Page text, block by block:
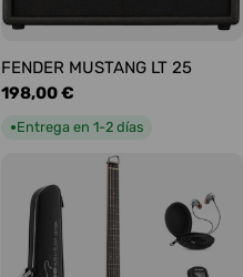
FENDER MUSTANG LT 25
Precio
habitual
198,00 €
●Entrega en 1-2 días